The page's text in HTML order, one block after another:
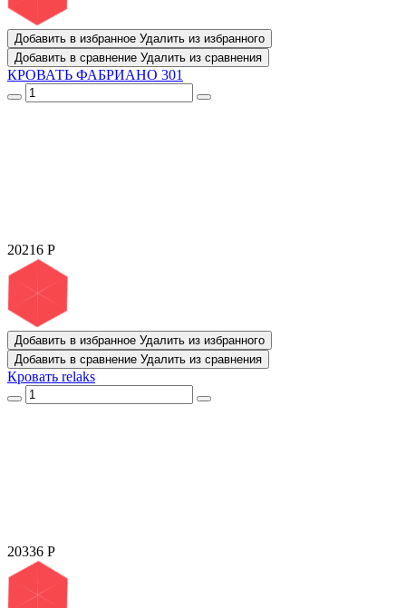
Добавить в избранное Удалить из избранного
Добавить в сравнение Удалить из сравнения
КРОВАТЬ ФАБРИАНО 301
20216 Р
Добавить в избранное Удалить из избранного
Добавить в сравнение Удалить из сравнения
Кровать relaks
20336 Р